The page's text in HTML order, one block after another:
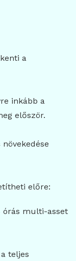
a
inkább a
először.
előre:
órás multi-asset
teljes